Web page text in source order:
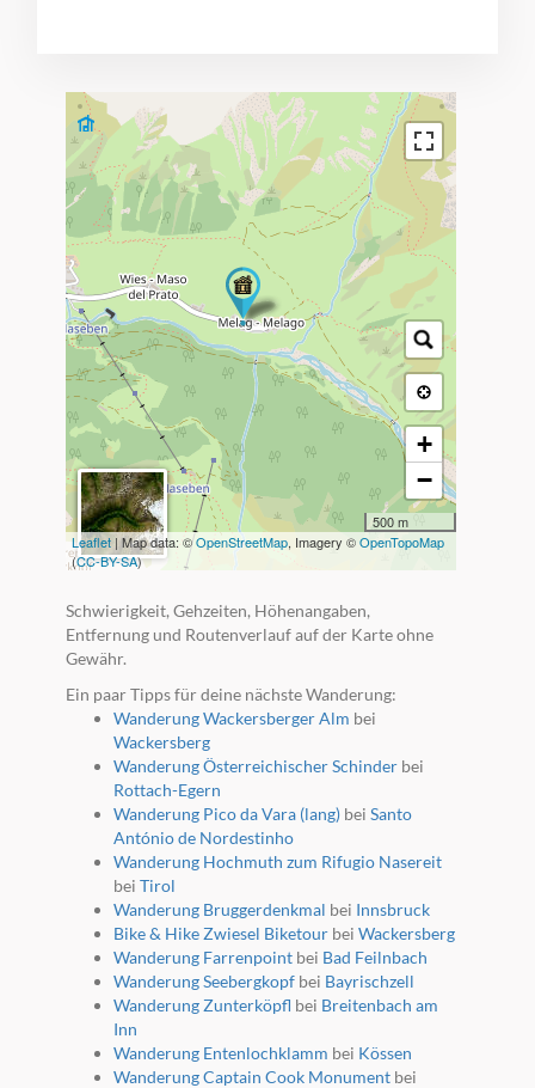
+
−
500 m
Leaflet| Map data: ©OpenStreetMap, Imagery ©OpenTopoMap
(CC-BY-SA)
Schwierigkeit, Gehzeiten, Höhenangaben,
Entfernung und Routenverlauf auf der Karte ohne
Gewähr.
Ein paar Tipps für deine nächste Wanderung:
Wanderung Wackersberger Alm bei
Wackersberg
Wanderung Österreichischer Schinderbei
Rottach-Egern
Wanderung Pico da Vara (lang)bei Santo
António de Nordestinho
Wanderung Hochmuth zum Rifugio Nasereit
bei Tirol
Wanderung Bruggerdenkmal bei Innsbruck
Bike & Hike Zwiesel Biketourbei Wackersberg
Wanderung Farrenpointbei Bad Feilnbach
Wanderung Seebergkopfbei Bayrischzell
Wanderung Zunterköpfl bei Breitenbach am
Inn
Wanderung Entenlochklamm bei Kössen
Wanderung Captain Cook Monumentbei